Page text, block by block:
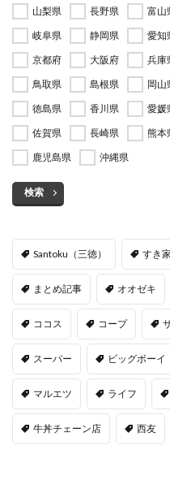
山梨県
長野県 富山
岐阜県
静岡県 愛知
京都府
大阪府 兵庫
鳥取県
島根県 岡山
徳島県
香川県 愛媛
佐賀県
長崎県 熊本
鹿児島県
沖縄県
検索
Santoku（三徳） すき家
まとめ記事 オオゼキ
ココス コープ
スーパー ビッグボーイ
マルエツ ライフ
牛丼チェーン店 西友